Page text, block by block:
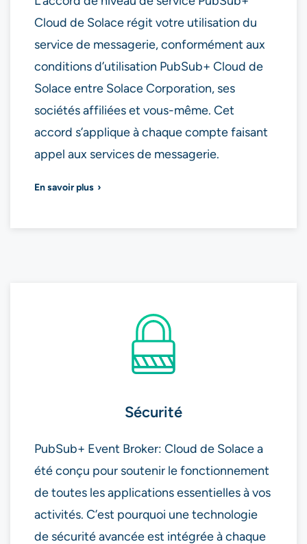
Cloud de Solace régit votre utilisation du
service de messagerie, conformément aux
conditions d’utilisation PubSub+ Cloud de
Solace entre Solace Corporation, ses
sociétés affiliées et vous-même. Cet
accord s’applique à chaque compte faisant
appel aux services de messagerie.
En savoir plus
Sécurité
PubSub+ Event Broker: Cloud de Solace a
été conçu pour soutenir le fonctionnement
de toutes les applications essentielles à vos
activités. C’est pourquoi une technologie
de sécurité avancée est intégrée à chaque